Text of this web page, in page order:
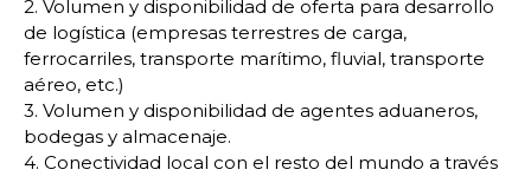
2. Volumen y disponibilidad de oferta para desarrollo
de logística (empresas terrestres de carga,
ferrocarriles, transporte marítimo, fluvial, transporte
aéreo, etc.)
3. Volumen y disponibilidad de agentes aduaneros,
bodegas y almacenaje.
4. Conectividad local con el resto del mundo a través